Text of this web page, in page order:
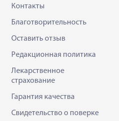
Контакты
Благотворительность
Оставить отзыв
Редакционная политика
Лекарственное
страхование
Гарантия качества
Свидетельство о поверке